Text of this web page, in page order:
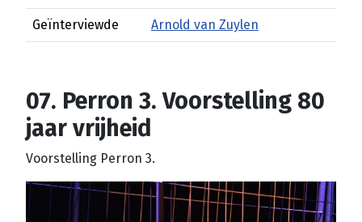
Geïnterviewde Arnold van Zuylen
07. Perron 3. Voorstelling 80
jaar vrijheid
Voorstelling Perron 3.